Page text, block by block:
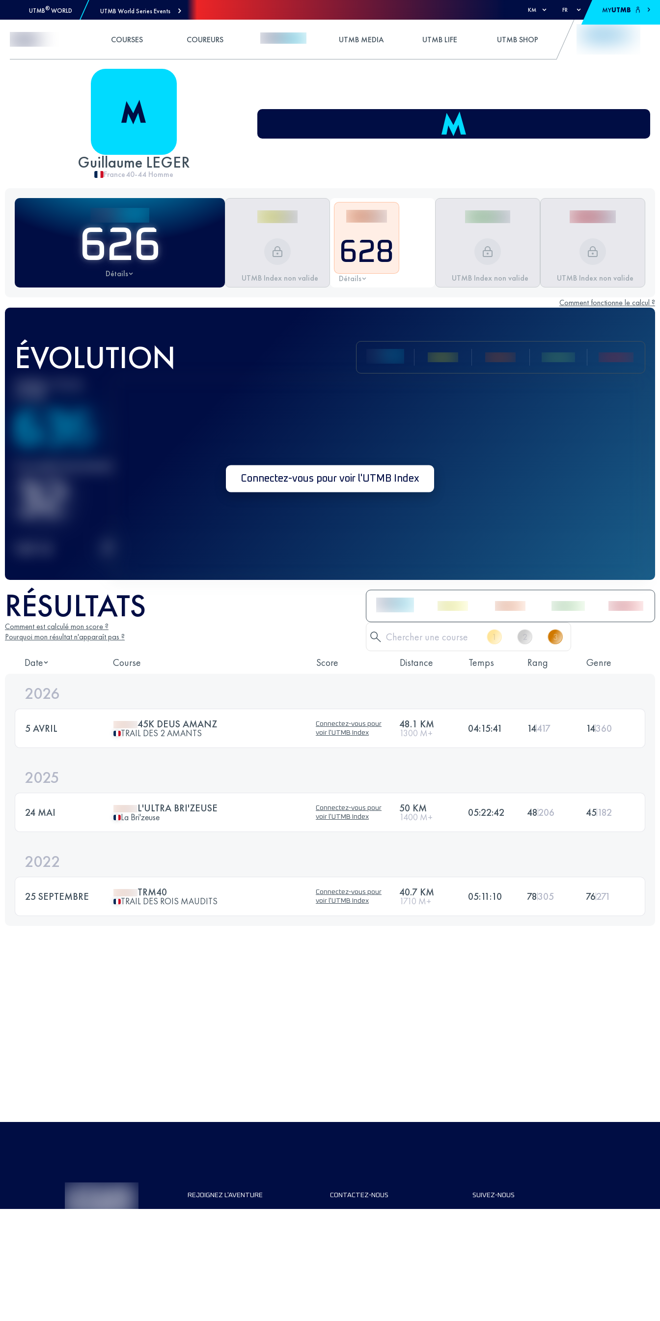
UTMB® WORLD UTMB World Series Events KM FR MYUTMB
COURSES COUREURS UTMB MEDIA UTMB LIFE UTMB SHOP
Guillaume LEGER
France40-44 Homme
626
Détails UTMB Index non valide
628
Détails UTMB Index non valide UTMB Index non valide
Comment fonctionne le calcul ?
ÉVOLUTION
Meilleur Score
636
32 Connectez-vous pour voir l'UTMB Index
RÉSULTATS
Comment est calculé mon score ?
Pourquoi mon résultat n'apparaît pas ?
Date Course Score Distance Temps Rang Genre
2026
5 AVRIL 45K DEUS AMANZ
TRAIL DES 2 AMANTS
Connectez-vous pour
voir l'UTMB Index
48.1 KM
1300 M+ 04:15:41 14417 14360
2025
24 MAI L'ULTRA BRI'ZEUSE
La Bri'zeuse
Connectez-vous pour
voir l'UTMB Index
50 KM
1400 M+ 05:22:42 48206 45182
2022
25 SEPTEMBRE TRM40
TRAIL DES ROIS MAUDITS
Connectez-vous pour
voir l'UTMB Index
40.7 KM
1710 M+ 05:11:10 78305 76271
REJOIGNEZ L'AVENTURE CONTACTEZ-NOUS SUIVEZ-NOUS